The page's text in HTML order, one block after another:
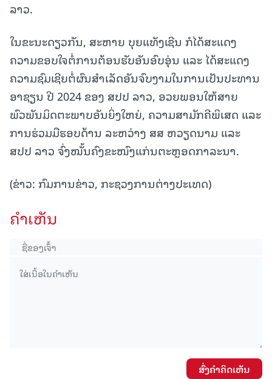
ລາວ.
ໃນຂະນະດຽວກັນ, ສະຫາຍ ບຸຍແທັງເຊີນ ກໍໄດ້ສະແດງ
ຄວາມຂອບໃຈຕໍ່ການຕ້ອນຮັບອັນອົບອຸ່ນ ແລະ ໄດ້ສະແດງ
ຄວາມຊົມເຊີຍຕໍ່ຜົນສໍາເລັດອັນຈົບງາມໃນການເປັນປະທານ
ອາຊຽນ ປີ 2024 ຂອງ ສປປ ລາວ, ອວຍພອນໃຫ້ສາຍ
ພົວພັນມິດຕະພາບອັນຍິ່ງໃຫຍ່, ຄວາມສາມັກຄີພິເສດ ແລະ
ການຮ່ວມມືຮອບດ້ານ ລະຫວ່າງ ສສ ຫວຽດນາມ ແລະ
ສປປ ລາວ ຈົ່ງໝັ້ນຄົງຂະໜົງແກ່ນຕະຫຼອດກາລະນາ.
(ຂ່າວ: ກົມການຂ່າວ, ກະຊວງການຕ່າງປະເທດ)
ຄໍາເຫັນ
ສົ່ງຄໍາຄິດເຫັນ